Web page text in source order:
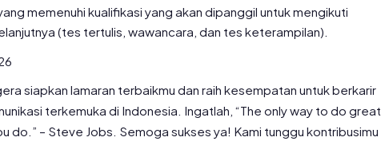
memenuhi kualifikasi yang akan dipanggil untuk mengikuti
(tes tertulis, wawancara, dan tes keterampilan).
siapkan lamaran terbaikmu dan raih kesempatan untuk berkarir
terkemuka di Indonesia. Ingatlah, “The only way to do great
do.” – Steve Jobs. Semoga sukses ya! Kami tunggu kontribusimu